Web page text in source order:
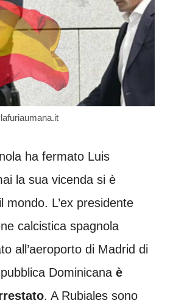
ha fermato Luis
la sua vicenda si è
mondo. L’ex presidente
calcistica spagnola
all’aeroporto di Madrid di
Dominicana è
. A Rubiales sono